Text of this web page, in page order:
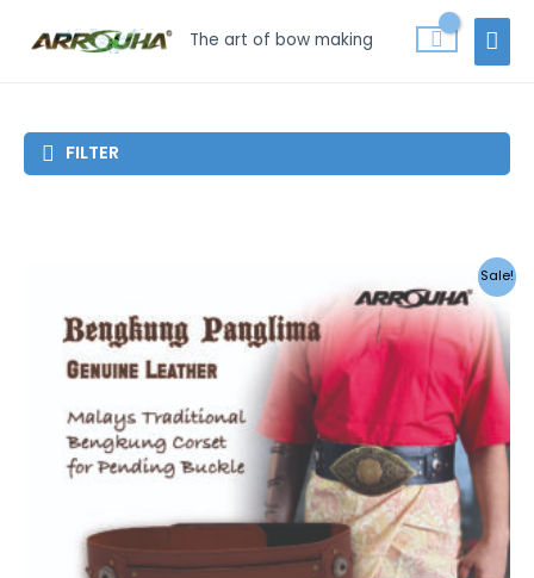
The art of bow making
FILTER
Sale!